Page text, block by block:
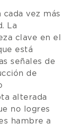
cada vez más
La
clave en el
está
señales de
de
alterada
no logres
hambre a